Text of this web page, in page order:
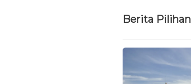
Berita Pilihan